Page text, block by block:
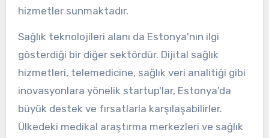
hizmetler sunmaktadır.
Sağlık teknolojileri alanı da Estonya'nın ilgi
gösterdiği bir diğer sektördür. Dijital sağlık
hizmetleri, telemedicine, sağlık veri analitiği gibi
inovasyonlara yönelik startup'lar, Estonya'da
büyük destek ve fırsatlarla karşılaşabilirler.
Ülkedeki medikal araştırma merkezleri ve sağlık